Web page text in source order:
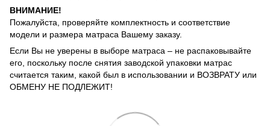
ВНИМАНИЕ!
Пожалуйста, проверяйте комплектность и соответствие
модели и размера матраса Вашему заказу.
Если Вы не уверены в выборе матраса – не распаковывайте
его, поскольку после снятия заводской упаковки матрас
считается таким, какой был в использовании и ВОЗВРАТУ или
ОБМЕНУ НЕ ПОДЛЕЖИТ!